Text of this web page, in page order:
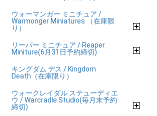
ウォーマンガー ミニチュア /
Warmonger Miniatures （在庫限
り）
リーパー ミニチュア / Reaper
Miniture(6月31日予約締切)
キングダム デス / Kingdom
Death（在庫限り）
ウォークレイダル ステューディエ
ウ / Warcradle Studio(毎月末予約
締切)